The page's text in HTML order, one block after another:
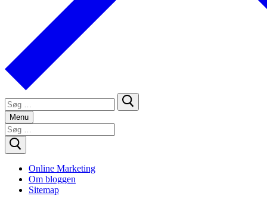
Søg
efter:
Menu
Søg
efter:
Online Marketing
Om bloggen
Sitemap